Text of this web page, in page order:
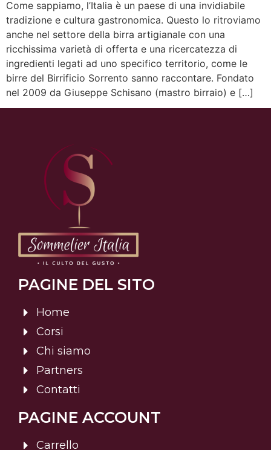
Come sappiamo, l’Italia è un paese di una invidiabile
tradizione e cultura gastronomica. Questo lo ritroviamo
anche nel settore della birra artigianale con una
ricchissima varietà di offerta e una ricercatezza di
ingredienti legati ad uno specifico territorio, come le
birre del Birrificio Sorrento sanno raccontare. Fondato
nel 2009 da Giuseppe Schisano (mastro birraio) e […]
PAGINE DEL SITO
Home
Corsi
Chi siamo
Partners
Contatti
PAGINE ACCOUNT
Carrello